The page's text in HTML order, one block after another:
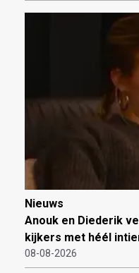
Nieuws
Anouk en Diederik
kijkers met héél
08-08-2026